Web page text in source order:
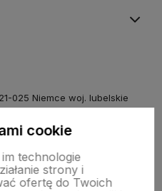
025 Niemce woj. lubelskie
T:665 744 477
cookie
technologie
strony i
ofertę do Twoich